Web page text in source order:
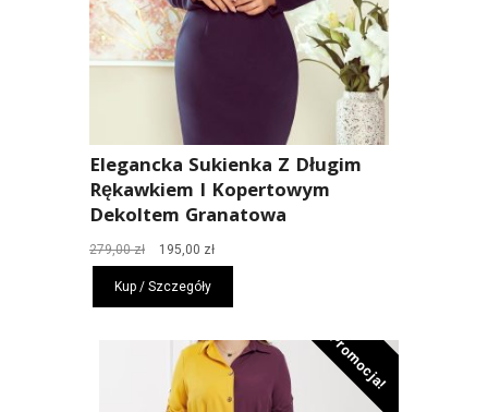
Elegancka Sukienka Z Długim
Rękawkiem I Kopertowym
Dekoltem Granatowa
279,00zł
Pierwotna
cena
wynosiła:
279,00 zł.
195,00 złAktualna
cena
195,00 zł.
Kup / Szczegóły
Promocja!